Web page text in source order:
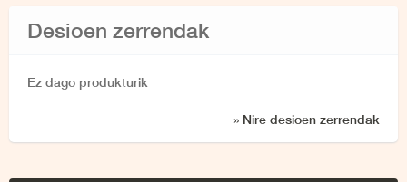
Desioen zerrendak
Ez dago produkturik
» Nire desioen zerrendak